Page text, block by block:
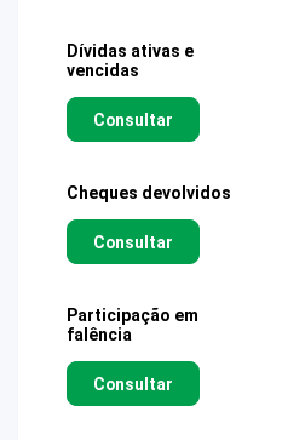
Dívidas ativas e
vencidas
Consultar
Cheques devolvidos
Consultar
Participação em
falência
Consultar